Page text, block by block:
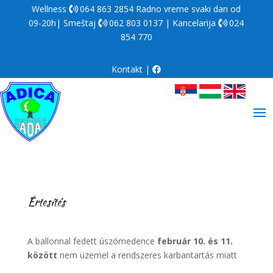
Wellness 064 863 2854 Radno vreme svaki dan od
09-20h| Smeštaj
062 803 0137 | Kancelarija
024
854 770
Kontakt |
Értesítés
A ballonnal fedett úszómedence február 10. és 11.
között nem üzemel a rendszeres karbantartás miatt